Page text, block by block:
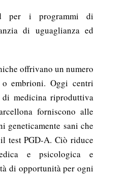
per i programmi di
di uguaglianza ed
offrivano un numero
embrioni. Oggi centri
medicina riproduttiva
forniscono alle
geneticamente sani che
test PGD-A. Ciò riduce
e psicologica e
di opportunità per ogni